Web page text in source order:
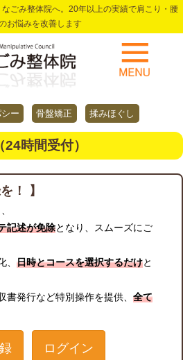
ごみ整体院へ。20年以上の実績で肩こり・腰
お悩みを改善します
ー 骨盤矯正 揉みほぐし
時間受付）
！ 】
記述が免除となり、スムーズにご
、 日時とコースを選択するだけと
書発行など特別操作を提供、 全て
ログイン